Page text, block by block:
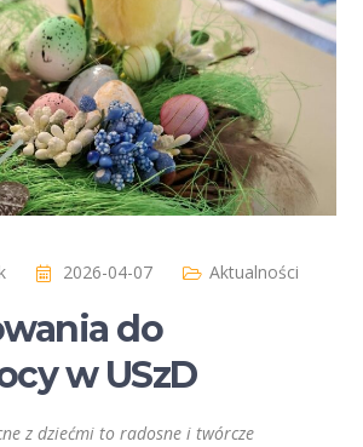
2026-04-07 Aktualności
do
w USzD
z dziećmi to radosne i twórcze